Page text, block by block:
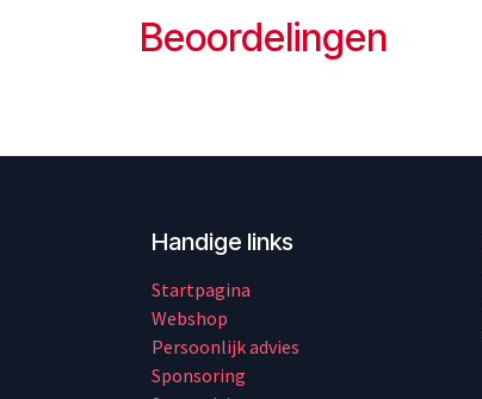
Beoordelingen
Handige links
Startpagina
Webshop
Persoonlijk advies
Sponsoring